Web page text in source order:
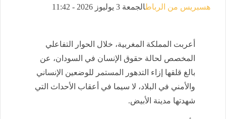
هسبريس من الرباطالجمعة 3 يوليوز 2026 - 11:42
أعربت المملكة المغربية، خلال الحوار التفاعلي
المخصص لحالة حقوق الإنسان في السودان، عن
بالغ قلقها إزاء التدهور المستمر للوضعين الإنساني
والأمني في البلاد، لا سيما في أعقاب الأحداث التي
شهدتها مدينة الأبيض.